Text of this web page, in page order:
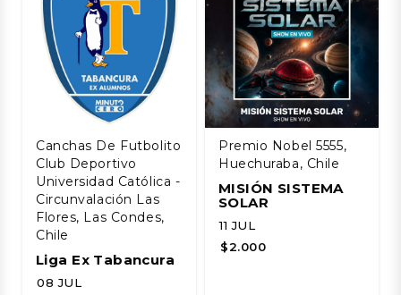
Canchas De Futbolito
Club Deportivo
Universidad Católica -
Circunvalación Las
Flores, Las Condes,
Chile
Liga Ex Tabancura
08 JUL
Premio Nobel 5555,
Huechuraba, Chile
MISIÓN SISTEMA
SOLAR
11 JUL
$2.000